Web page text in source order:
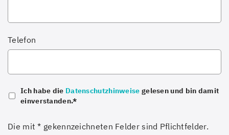
Telefon
Ich habe die Datenschutzhinweise gelesen und bin damit
einverstanden.*
Die mit * gekennzeichneten Felder sind Pflichtfelder.